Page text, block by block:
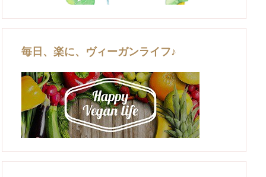
毎日、楽に、ヴィーガンライフ♪